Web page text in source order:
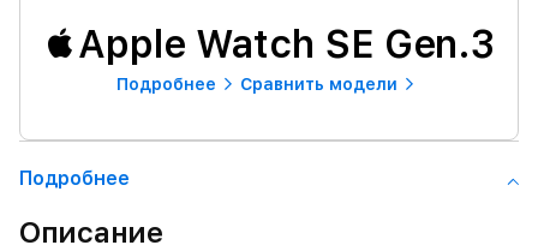
Apple Watch SE Gen.3
Подробнее Сравнить модели
Подробнее
Описание